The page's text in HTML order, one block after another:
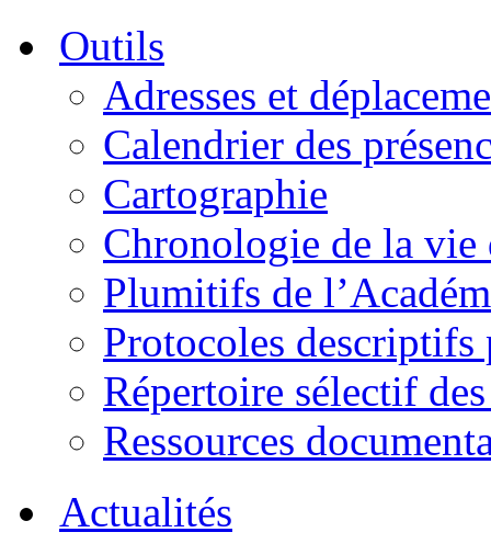
Outils
Adresses et
Calendrier des
Cartographie
Chronologie de la vie
Plumitifs de
Protocoles descriptifs
Répertoire sélectif
Ressources
Actualités